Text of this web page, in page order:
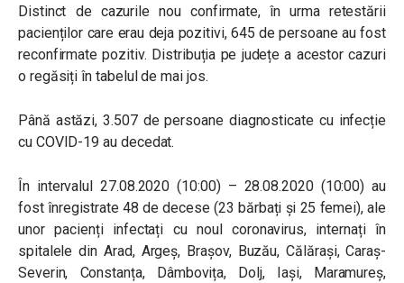
Distinct de cazurile nou confirmate, în urma retestării
pacienților care erau deja pozitivi, 645 de persoane au fost
reconfirmate pozitiv. Distribuția pe județe a acestor cazuri
o regăsiți în tabelul de mai jos.
Până astăzi, 3.507 de persoane diagnosticate cu infecție
cu COVID-19 au decedat.
În intervalul 27.08.2020 (10:00) – 28.08.2020 (10:00) au
fost înregistrate 48 de decese (23 bărbați și 25 femei), ale
unor pacienți infectați cu noul coronavirus, internați în
spitalele din Arad, Argeș, Brașov, Buzău, Călărași, Caraș-
Severin, Constanța, Dâmbovița, Dolj, Iași, Maramureș,